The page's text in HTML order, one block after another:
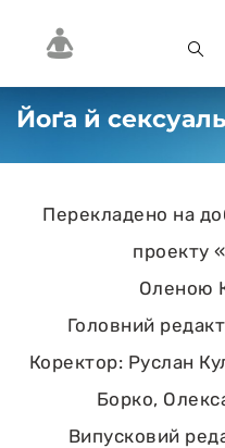
Йоґа й
Перекладено на
проекту
Оленою
Головний
Коректор: Руслан
Борко,
Випусковий